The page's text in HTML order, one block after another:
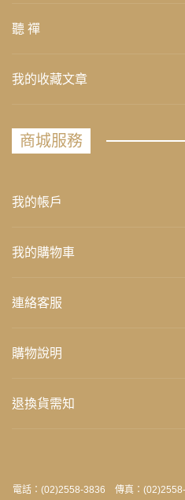
聽 禪
我的收藏文章
商城服務
我的帳戶
我的購物車
連絡客服
購物說明
退換貨需知
電話：(02)2558-3836 傳真：